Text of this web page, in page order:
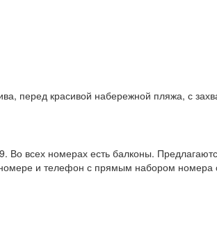
перед красивой набережной пляжа, с
Во всех номерах есть балконы.
и телефон с прямым набором номера